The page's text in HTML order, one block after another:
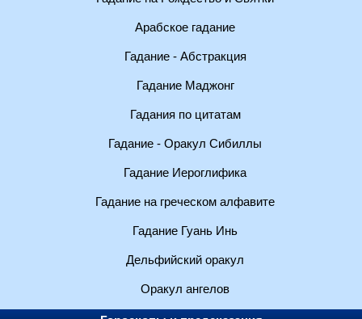
Арабское гадание
Гадание - Абстракция
Гадание Маджонг
Гадания по цитатам
Гадание - Оракул Сибиллы
Гадание Иероглифика
Гадание на греческом алфавите
Гадание Гуань Инь
Дельфийский оракул
Оракул ангелов